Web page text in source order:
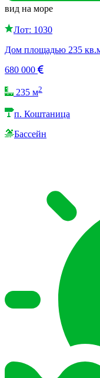
вид на море
Лот: 1030
Дом площадью 235
680 000
235 м2
п. Коштаница
Бассейн